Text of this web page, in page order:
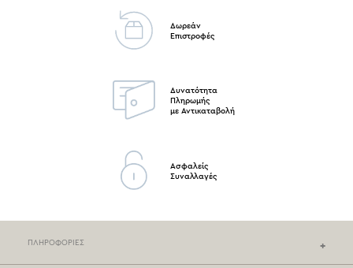
Δωρεάν
Επιστροφές
Δυνατότητα
Πληρωμής
με Αντικαταβολή
Ασφαλείς
Συναλλαγές
ΠΛΗΡΟΦΟΡΙΕΣ